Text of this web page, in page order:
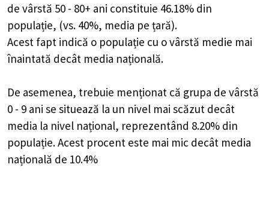
de vârstă 50 - 80+ ani constituie 46.18% din
populație, (vs. 40%, media pe țară).
Acest fapt indică o populație cu o vârstă medie mai
înaintată decât media națională.
De asemenea, trebuie menționat că grupa de vârstă
0 - 9 ani se situează la un nivel mai scăzut decât
media la nivel național, reprezentând 8.20% din
populație. Acest procent este mai mic decât media
națională de 10.4%